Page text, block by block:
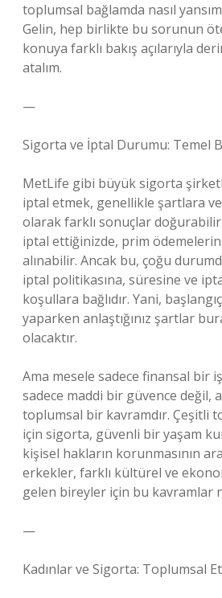
toplumsal bağlamda nasıl
Gelin, hep birlikte bu sorunun
konuya farklı bakış açılarıyla
atalım.
—
Sigorta ve İptal Durumu: Temel
MetLife gibi büyük sigorta
iptal etmek, genellikle şartlara ve
olarak farklı sonuçlar
iptal ettiğinizde, prim
alınabilir. Ancak bu, çoğu
iptal politikasına, süresine ve
koşullara bağlıdır. Yani,
yaparken anlaştığınız şartlar
olacaktır.
Ama mesele sadece finansal bir
sadece maddi bir güvence değil,
toplumsal bir kavramdır. Çeşitli
için sigorta, güvenli bir yaşam
kişisel hakların korunmasının
erkekler, farklı kültürel ve
gelen bireyler için bu kavramlar
—
Kadınlar ve Sigorta: Toplumsal